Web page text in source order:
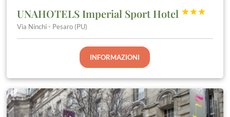
UNAHOTELS Imperial Sport Hotel 


Via Ninchi - Pesaro (PU)
INFORMAZIONI